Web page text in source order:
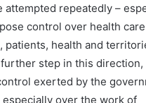
attempted repeatedly –
control over health
patients, health and
step in this direction,
exerted by the
over the work of